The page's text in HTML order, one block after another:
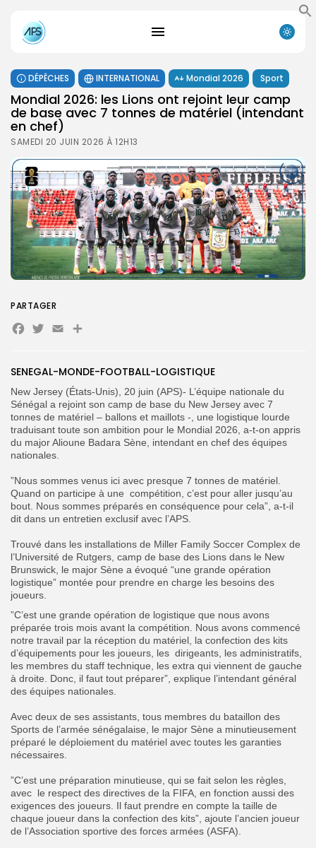
for:
FR
DÉPÊCHES INTERNATIONAL Mondial 2026 Sport
Mondial 2026: les Lions ont rejoint leur camp
de base avec 7 tonnes de matériel (intendant
en chef)
SAMEDI 20 JUIN 2026 À 12H13
SENEGAL-MONDE-FOOTBALL-LOGISTIQUE
‎New Jersey (États-Unis), 20 juin (APS)- L’équipe nationale du
Sénégal a rejoint son camp de base du New Jersey avec 7
tonnes de matériel – ballons et maillots -, une logistique lourde
traduisant toute son ambition pour le Mondial 2026, a-t-on appris
du major Alioune Badara Sène, intendant en chef des équipes
nationales.
‎”Nous sommes venus ici avec presque 7 tonnes de matériel.
Quand on participe à une compétition, c’est pour aller jusqu’au
bout. Nous sommes préparés en conséquence pour cela”, a-t-il
dit dans un entretien exclusif avec l’APS.‎
‎Trouvé dans les installations de Miller Family Soccer Complex de
l’Université de Rutgers, camp de base des Lions dans le New
Brunswick, le major Sène a évoqué “une grande opération
logistique” montée pour prendre en charge les besoins des
joueurs.
‎”C’est une grande opération de logistique que nous avons
préparée trois mois avant la compétition. Nous avons commencé
notre travail par la réception du matériel, la confection des kits
d’équipements pour les joueurs, les dirigeants, les administratifs,
les membres du staff technique, les extra qui viennent de gauche
à droite. Donc, il faut tout préparer”, explique l’intendant général
des équipes nationales.
‎‎Avec deux de ses assistants, tous membres du bataillon des
Sports de l’armée sénégalaise, le major Sène a minutieusement
préparé le déploiement du matériel avec toutes les garanties
nécessaires.
‎”C’est une préparation minutieuse, qui se fait selon les règles,
avec le respect des directives de la FIFA, en fonction aussi des
exigences des joueurs. Il faut prendre en compte la taille de
chaque joueur dans la confection des kits”, ajoute l’ancien joueur
de l’Association sportive des forces armées (ASFA).
PARTAGER
Facebook
Twitter
EmailPartager